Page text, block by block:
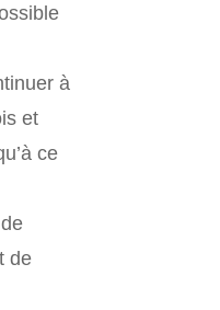
à
et
ce
de